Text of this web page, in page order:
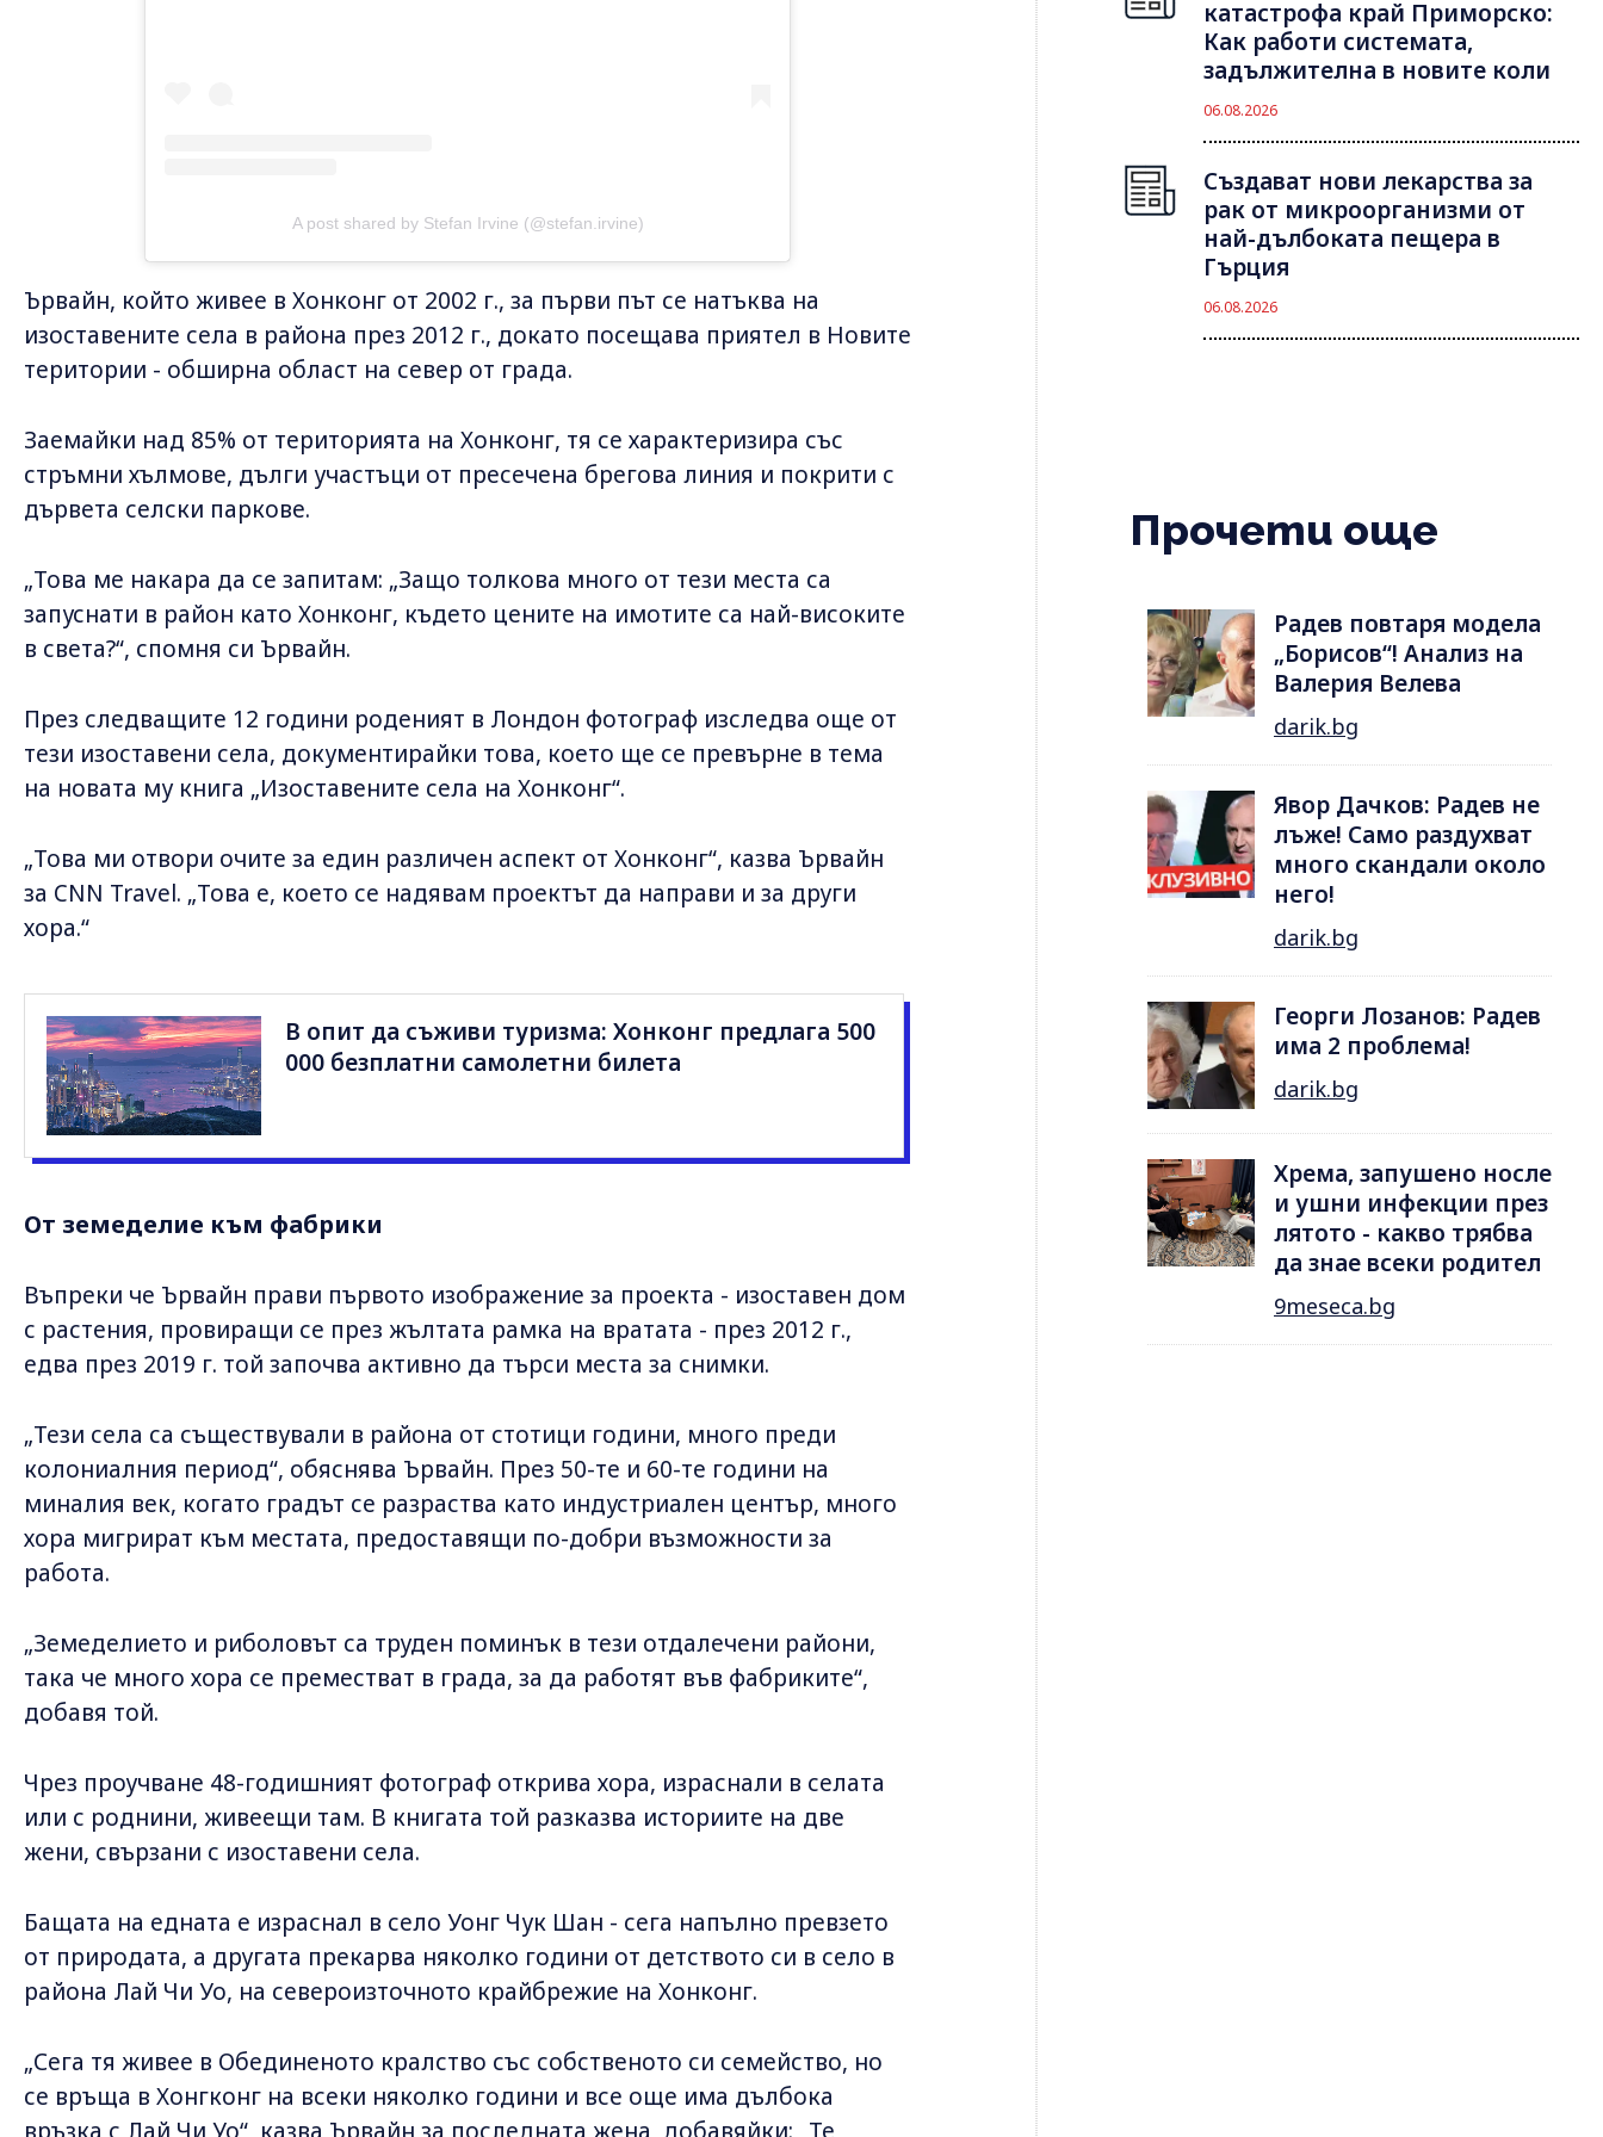
A post shared by Stefan Irvine (@stefan.irvine)
Ървайн, който живее в Хонконг от 2002 г., за първи път се натъква на
изоставените села в района през 2012 г., докато посещава приятел в Новите
територии - обширна област на север от града.
Заемайки над 85% от територията на Хонконг, тя се характеризира със
стръмни хълмове, дълги участъци от пресечена брегова линия и покрити с
дървета селски паркове.
„Това ме накара да се запитам: „Защо толкова много от тези места са
запуснати в район като Хонконг, където цените на имотите са най-високите
в света?“, спомня си Ървайн.
През следващите 12 години роденият в Лондон фотограф изследва още от
тези изоставени села, документирайки това, което ще се превърне в тема
на новата му книга „Изоставените села на Хонконг“.
„Това ми отвори очите за един различен аспект от Хонконг“, казва Ървайн
за CNN Travel. „Това е, което се надявам проектът да направи и за други
хора.“
В опит да съживи туризма: Хонконг предлага 500
000 безплатни самолетни билета
От земеделие към фабрики
Въпреки че Ървайн прави първото изображение за проекта - изоставен дом
с растения, провиращи се през жълтата рамка на вратата - през 2012 г.,
едва през 2019 г. той започва активно да търси места за снимки.
„Тези села са съществували в района от стотици години, много преди
колониалния период“, обяснява Ървайн. През 50-те и 60-те години на
миналия век, когато градът се разраства като индустриален център, много
хора мигрират към местата, предоставящи по-добри възможности за
работа.
„Земеделието и риболовът са труден поминък в тези отдалечени райони,
така че много хора се преместват в града, за да работят във фабриките“,
добавя той.
Чрез проучване 48-годишният фотограф открива хора, израснали в селата
или с роднини, живеещи там. В книгата той разказва историите на две
жени, свързани с изоставени села.
Бащата на едната е израснал в село Уонг Чук Шан - сега напълно превзето
от природата, а другата прекарва няколко години от детството си в село в
района Лай Чи Уо, на североизточното крайбрежие на Хонконг.
„Сега тя живее в Обединеното кралство със собственото си семейство, но
се връща в Хонгконг на всеки няколко години и все още има дълбока
катастрофа край Приморско:
Как работи системата,
задължителна в новите коли
06.08.2026
Създават нови лекарства за
рак от микроорганизми от
най-дълбоката пещера в
Гърция
06.08.2026
Прочети още
Радев повтаря модела
„Борисов“! Анализ на
Валерия Велева
darik.bg
Явор Дачков: Радев не
лъже! Само раздухват
много скандали около
него!
darik.bg
Георги Лозанов: Радев
има 2 проблема!
darik.bg
Хрема, запушено носле
и ушни инфекции през
лятотo - какво трябва
да знае всеки родител
9meseca.bg